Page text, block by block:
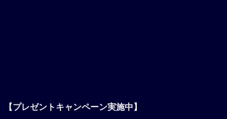
【プレゼントキャンペーン実施中】